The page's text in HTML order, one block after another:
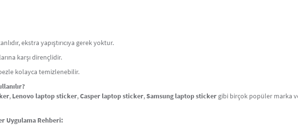
ekstra yapıştırıcıya gerek yoktur.
karşı dirençlidir.
kolayca temizlenebilir.
, Lenovo laptop sticker,Casper laptop sticker,Samsung laptop sticker gibi birçok popüler marka
Uygulama Rehberi: